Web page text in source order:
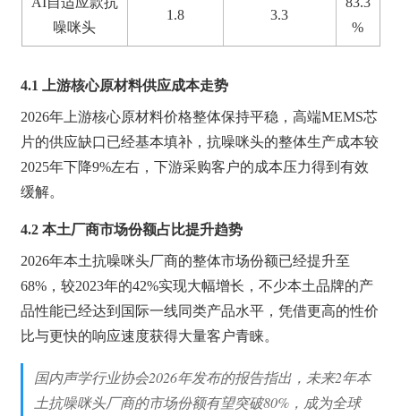
噪咪头
1.8 3.3
%
4.1 上游核心原材料供应成本走势
2026年上游核心原材料价格整体保持平稳，高端MEMS芯
片的供应缺口已经基本填补，抗噪咪头的整体生产成本较
2025年下降9%左右，下游采购客户的成本压力得到有效
缓解。
4.2 本土厂商市场份额占比提升趋势
2026年本土抗噪咪头厂商的整体市场份额已经提升至
68%，较2023年的42%实现大幅增长，不少本土品牌的产
品性能已经达到国际一线同类产品水平，凭借更高的性价
比与更快的响应速度获得大量客户青睐。
国内声学行业协会2026年发布的报告指出，未来2年本
土抗噪咪头厂商的市场份额有望突破80%，成为全球